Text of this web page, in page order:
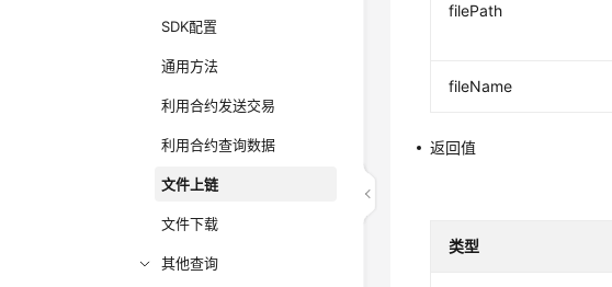
SDK配置
通用方法
利用合约发送交易
利用合约查询数据
文件上链
文件下载
其他查询
filePath
fileName
返回值
类型